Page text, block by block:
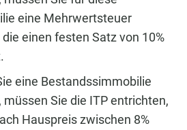
eine Mehrwertsteuer
einen festen Satz von 10%
eine Bestandssimmobilie
müssen Sie die ITP entrichten,
Hauspreis zwischen 8%